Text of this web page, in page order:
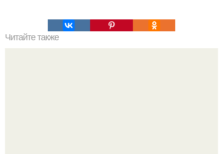
Читайте также